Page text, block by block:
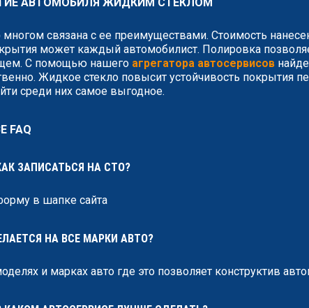
связана с ее преимуществами. Стоимость
может каждый автомобилист. Полировка
С помощью нашего агрегатора автосервисов
Жидкое стекло повысит устойчивость
среди них самое выгодное.
FAQ
ЗАПИСАТЬСЯ НА СТО?
в шапке сайта
НА ВСЕ МАРКИ АВТО?
и марках авто где это позволяет конструктив